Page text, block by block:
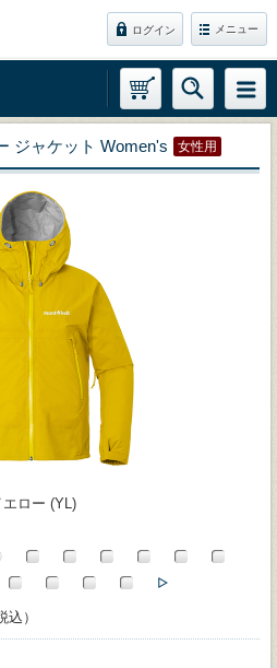
ログイン メニュー
ジャケット Women's 女性用
エロー (YL)
込）